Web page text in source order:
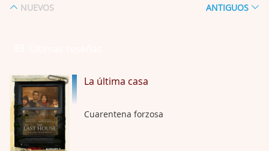
La Odisea
Por: Draghann
No sé si entrar en polémicas con respect …
Trance
NUEVOS ANTIGUOS
La última casa
Cuarentena forzosa